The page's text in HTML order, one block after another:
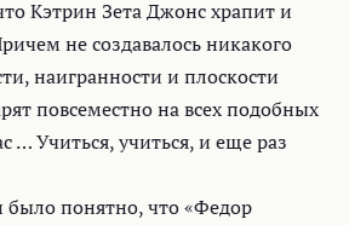
Кэтрин Зета Джонс храпит и
не создавалось никакого
наигранности и плоскости
повсеместно на всех подобных
… Учиться, учиться, и еще раз
понятно, что «Федор